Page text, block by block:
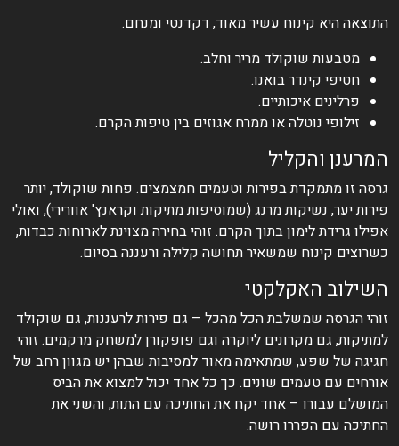
התוצאה היא קינוח עשיר מאוד, דקדנטי ומנחם.
מטבעות שוקולד מריר וחלב.
חטיפי קינדר בואנו.
פרלינים איכותיים.
זילופי נוטלה או ממרח אגוזים בין טיפות הקרם.
המרענן והקליל
גרסה זו מתמקדת בפירות וטעמים חמצמצים. פחות שוקולד, יותר
פירות יער, נשיקות מרנג (שמוסיפות מתיקות וקראנץ' אוורירי), ואולי
אפילו גרידת לימון בתוך הקרם. זוהי בחירה מצוינת לארוחות כבדות,
כשרוצים קינוח שמשאיר תחושה קלילה ורעננה בסיום.
השילוב האקלקטי
זוהי הגרסה שמשלבת הכל מהכל – גם פירות לרעננות, גם שוקולד
למתיקות, גם מקרונים ליוקרה וגם פופקורן למשחק מרקמים. זוהי
חגיגה של שפע, שמתאימה מאוד למסיבות שבהן יש מגוון רחב של
אורחים עם טעמים שונים. כך כל אחד יכול למצוא את הביס
המושלם עבורו – אחד יקח את החתיכה עם התות, והשני את
החתיכה עם הפררו רושה.